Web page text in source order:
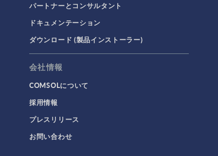
パートナーとコンサルタント
ドキュメンテーション
ダウンロード (製品インストーラー)
会社情報
COMSOLについて
採用情報
プレスリリース
お問い合わせ